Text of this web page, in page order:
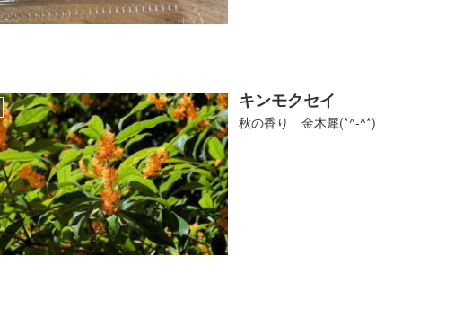
キンモクセイ
秋の香り 金木犀(*^-^*)